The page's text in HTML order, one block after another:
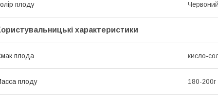
плоду Червоний
характеристики
плода кисло-
плоду 180-200г